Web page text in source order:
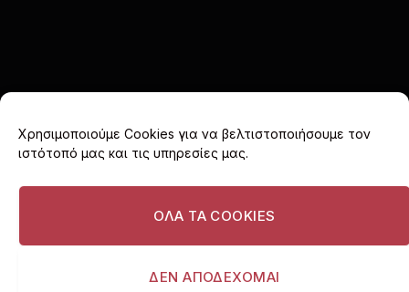
Χρησιμοποιούμε Cookies για να βελτιστοποιήσουμε τον
ιστότοπό μας και τις υπηρεσίες μας.
ΟΛΑ ΤΑ COOKIES
ΔΕΝ ΑΠΟΔΕΧΟΜΑΙ
(Twitter)
COOKIE POLICY (EU)
ΠΟΛΙΤΙΚΗ ΑΠΟΡΡΗΤΟΥ
ΔΙΑΦΗΜΙΣΤΕΙΤΕ